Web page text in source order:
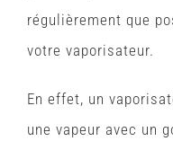
régulièrement que
votre vaporisateur.
En effet, un
une vapeur avec un